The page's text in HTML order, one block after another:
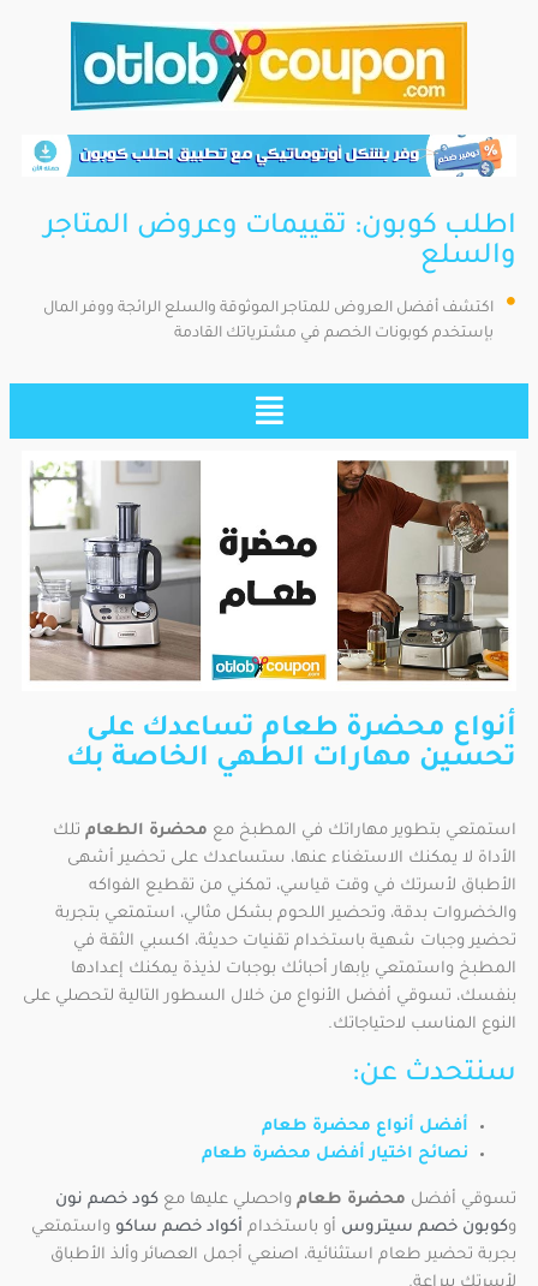
اطلب كوبون: تقييمات وعروض المتاجر
والسلع
اكتشف أفضل العروض للمتاجر الموثوقة والسلع الرائجة ووفر المال
بإستخدم كوبونات الخصم في مشترياتك القادمة
أنواع محضرة طعام تساعدك على
تحسين مهارات الطهي الخاصة بك
استمتعي بتطوير مهاراتك في المطبخ مع محضرة الطعام تلك
الأداة لا يمكنك الاستغناء عنها، ستساعدك على تحضير أشهى
الأطباق لأسرتك في وقت قياسي، تمكني من تقطيع الفواكه
والخضروات بدقة، وتحضير اللحوم بشكل مثالي، استمتعي بتجربة
تحضير وجبات شهية باستخدام تقنيات حديثة، اكسبي الثقة في
المطبخ واستمتعي بإبهار أحبائك بوجبات لذيذة يمكنك إعدادها
بنفسك، تسوقي أفضل الأنواع من خلال السطور التالية لتحصلي على
النوع المناسب لاحتياجاتك.
سنتحدث عن:
أفضل أنواع محضرة طعام
نصائح اختيار أفضل محضرة طعام
تسوقي أفضل محضرة طعام واحصلي عليها مع كود خصم نون
وكوبون خصم سيتروس أو باستخدام أكواد خصم ساكو واستمتعي
بجربة تحضير طعام استثنائية، اصنعي أجمل العصائر وألذ الأطباق